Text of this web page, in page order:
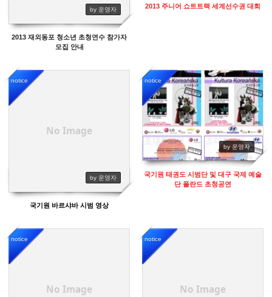
by 운영자
2013 재외동포 청소년 초청연수 참가자
모집 안내
2013 주니어 쇼트트랙 세계선수권 대회
No Image
notice
by 운영자
국기원 바르샤바 시범 영상
notice
by 운영자
13809
국기원 태권도 시범단 및 대구 국제 예술
단 폴란드 초청공연
No Image
notice
No Image
notice